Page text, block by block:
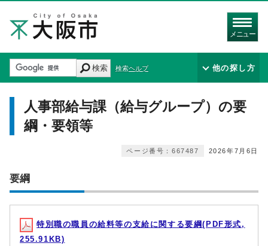
メニュー
検索 検索ヘルプ 他の探し方
人事部給与課（給与グループ）の要
綱・要領等
2026年7月6日
ページ番号：667487
要綱
特別職の職員の給料等の支給に関する要綱(PDF形式,
255.91KB)